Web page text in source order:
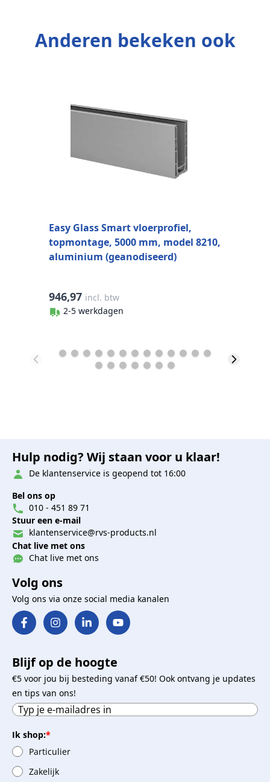
Anderen bekeken ook
Easy Glass Smart vloerprofiel,
topmontage, 5000 mm, model 8210,
aluminium (geanodiseerd)
946,97 incl. btw
2-5 werkdagen
Hulp nodig? Wij staan voor u klaar!
De klantenservice is geopend tot 16:00
Bel ons op
010 - 451 89 71
Stuur een e-mail
klantenservice@rvs-products.nl
Chat live met ons
Chat live met ons
Volg ons
Volg ons via onze social media kanalen
Blijf op de hoogte
€5 voor jou bij besteding vanaf €50! Ook ontvang je updates
en tips van ons!
Ik shop:*
Particulier
Zakelijk